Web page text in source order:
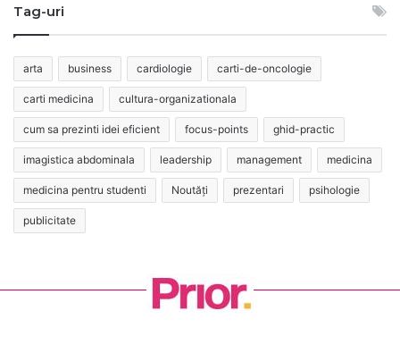
Tag-uri
arta business cardiologie carti-de-oncologie
carti medicina cultura-organizationala
cum sa prezinti idei eficient focus-points ghid-practic
imagistica abdominala leadership management medicina
medicina pentru studenti Noutăți prezentari psihologie
publicitate